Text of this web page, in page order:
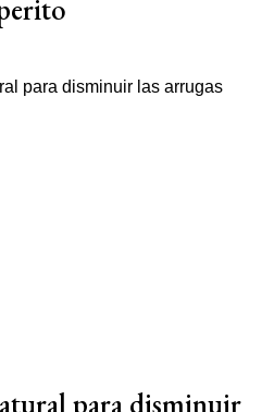
para disminuir